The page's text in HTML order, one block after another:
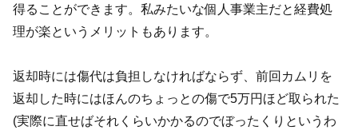
得ることができます。私みたいな個人事業主だと経費処
理が楽というメリットもあります。
返却時には傷代は負担しなければならず、前回カムリを
返却した時にはほんのちょっとの傷で5万円ほど取られた
(実際に直せばそれくらいかかるのでぼったくりというわ